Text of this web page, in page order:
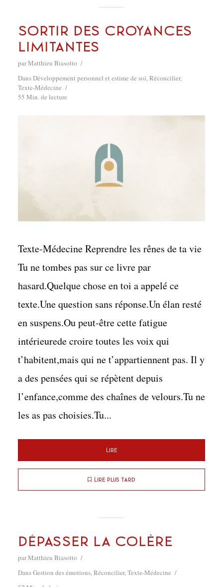
Sortir des croyances
limitantes
parMatthieu Biasotto
DansDéveloppement personnel et estime de soi,Réconcilier,
Texte-Médecine
55 Min. de lecture
Texte-Médecine Reprendre les rênes de ta vie
Tu ne tombes pas sur ce livre par
hasard.Quelque chose en toi a appelé ce
texte.Une question sans réponse.Un élan resté
en suspens.Ou peut-être cette fatigue
intérieurede croire toutes les voix qui
t’habitent,mais qui ne t’appartiennent pas. Il y
a des pensées qui se répètent depuis
l’enfance,comme des chaînes de velours.Tu ne
les as pas choisies.Tu...
Lire
Lire plus tard
Dépasser la colère
parMatthieu Biasotto
DansGestion des émotions,Réconcilier,Texte-Médecine